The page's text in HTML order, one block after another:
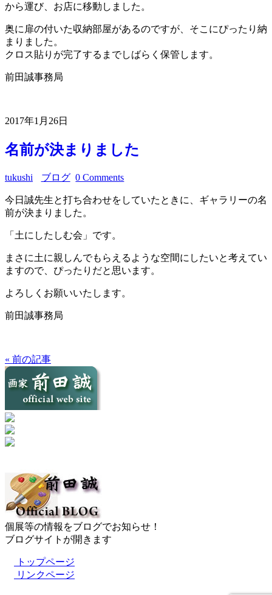
から運び、お店に移動しました。
奥に扉の付いた収納部屋があるのですが、そこにぴったり納
まりました。
クロス貼りが完了するまでしばらく保管します。
前田誠事務局
2017年1月26日
名前が決まりました
tukushi ブログ 0 Comments
今日誠先生と打ち合わせをしていたときに、ギャラリーの名
前が決まりました。
「土にしたしむ会」です。
まさに土に親しんでもらえるような空間にしたいと考えてい
ますので、ぴったりだと思います。
よろしくお願いいたします。
前田誠事務局
« 前の記事
個展等の情報をブログでお知らせ！
ブログサイトが開きます
トップページ
リンクページ